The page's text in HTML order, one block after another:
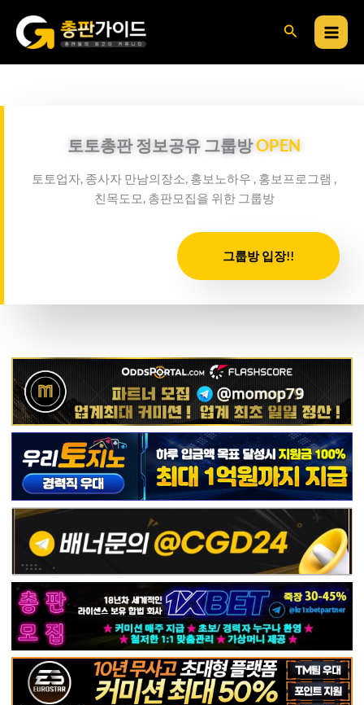
너
검
토토총판 정보공유 그룹방OPEN
토토업자, 종사자 만남의장소, 홍보노하우 , 홍보프로그램 ,
친목도모, 총판모집을 위한 그룹방
그룹방 입장!!